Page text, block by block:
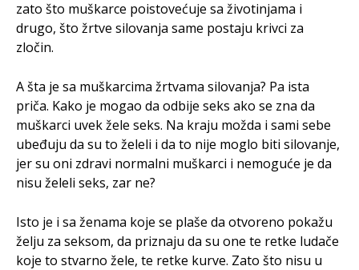
zato što muškarce poistovećuje sa životinjama i
drugo, što žrtve silovanja same postaju krivci za
zločin.
A šta je sa muškarcima žrtvama silovanja? Pa ista
priča. Kako je mogao da odbije seks ako se zna da
muškarci uvek žele seks. Na kraju možda i sami sebe
ubeđuju da su to želeli i da to nije moglo biti silovanje,
jer su oni zdravi normalni muškarci i nemoguće je da
nisu želeli seks, zar ne?
Isto je i sa ženama koje se plaše da otvoreno pokažu
želju za seksom, da priznaju da su one te retke ludače
koje to stvarno žele, te retke kurve. Zato što nisu u